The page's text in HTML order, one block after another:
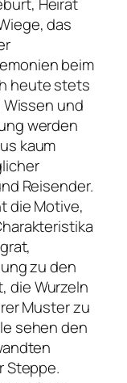
das
beim
heute stets
und
werden
kaum
Reisender.
die Motive,
zu den
die Wurzeln
Muster zu
sehen den
Steppe.